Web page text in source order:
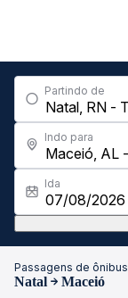
Partindo de
Indo para
Ida
Passagens de ônibus
Natal Maceió